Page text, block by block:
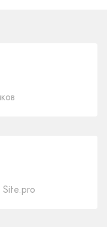
Site.pro